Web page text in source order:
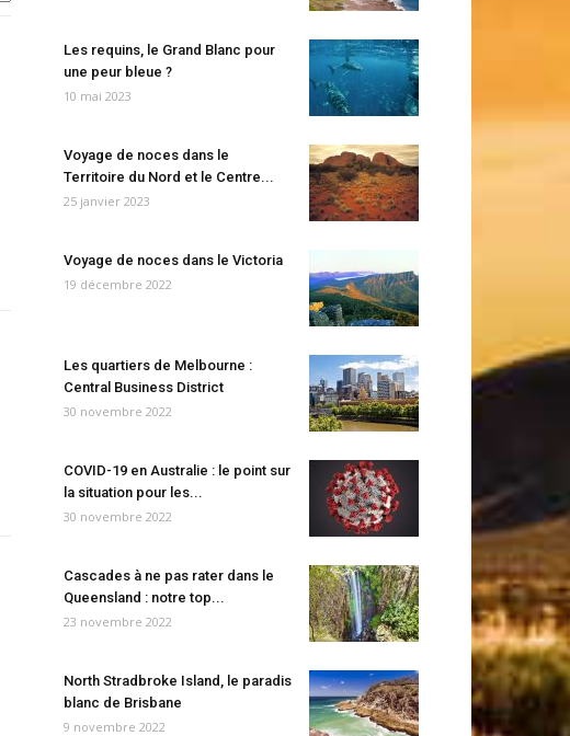
Les requins, le Grand Blanc pour
une peur bleue ?
10 mai 2023
Voyage de noces dans le
Territoire du Nord et le Centre...
25 janvier 2023
Voyage de noces dans le Victoria
19 décembre 2022
Les quartiers de Melbourne :
Central Business District
30 novembre 2022
COVID-19 en Australie : le point sur
la situation pour les...
30 novembre 2022
Cascades à ne pas rater dans le
Queensland : notre top...
23 novembre 2022
North Stradbroke Island, le paradis
blanc de Brisbane
9 novembre 2022